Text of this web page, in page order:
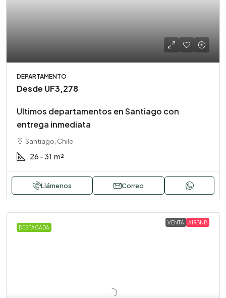
DEPARTAMENTO
Desde UF3,278
Ultimos departamentos en Santiago con
entrega inmediata
Santiago, Chile
26 - 31 m²
Llámenos Correo
DESTACADA
VENTA AIRBNB